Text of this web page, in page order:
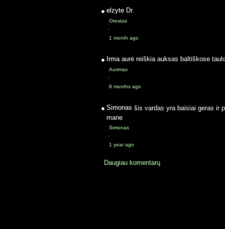
elzyte Dr.
Orestas
·
1 month ago
Irma aurė reiškia auksas baltiškose
Aurimas
·
8 months ago
Simonas šis vardas yra baisiai geras ir
mane
Simonas
·
1 year ago
Daugiau komentarų